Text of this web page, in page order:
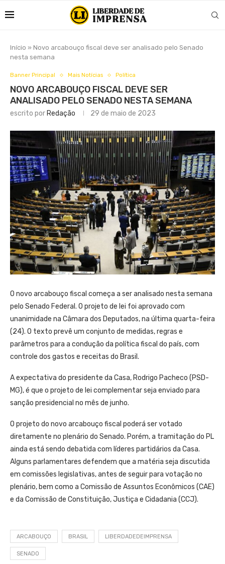
Início » Novo arcabouço fiscal deve ser analisado pelo Senado
nesta semana
Banner Principal Mais Notícias Política
NOVO ARCABOUÇO FISCAL DEVE SER
ANALISADO PELO SENADO NESTA SEMANA
escrito por Redação 29 de maio de 2023
O novo arcabouço fiscal começa a ser analisado nesta semana
pelo Senado Federal. O projeto de lei foi aprovado com
unanimidade na Câmara dos Deputados, na última quarta-feira
(24). O texto prevê um conjunto de medidas, regras e
parâmetros para a condução da política fiscal do país, com
controle dos gastos e receitas do Brasil.
A expectativa do presidente da Casa, Rodrigo Pacheco (PSD-
MG), é que o projeto de lei complementar seja enviado para
sanção presidencial no mês de junho.
O projeto do novo arcabouço fiscal poderá ser votado
diretamente no plenário do Senado. Porém, a tramitação do PL
ainda está sendo debatida com líderes partidários da Casa.
Alguns parlamentares defendem que a matéria seja discutida
em comissões legislativas, antes de seguir para votação no
plenário, bem como a Comissão de Assuntos Econômicos (CAE)
e da Comissão de Constituição, Justiça e Cidadania (CCJ).
ARCABOUÇO BRASIL LIBERDADEDEIMPRENSA
SENADO